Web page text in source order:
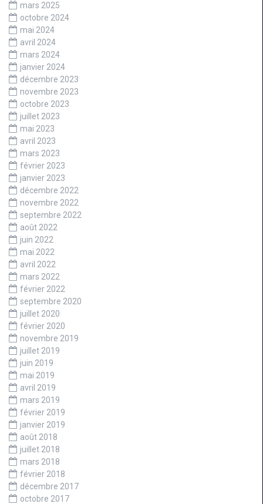
mars 2025
octobre 2024
mai 2024
avril 2024
mars 2024
janvier 2024
décembre 2023
novembre 2023
octobre 2023
juillet 2023
mai 2023
avril 2023
mars 2023
février 2023
janvier 2023
décembre 2022
novembre 2022
septembre 2022
août 2022
juin 2022
mai 2022
avril 2022
mars 2022
février 2022
septembre 2020
juillet 2020
février 2020
novembre 2019
juillet 2019
juin 2019
mai 2019
avril 2019
mars 2019
février 2019
janvier 2019
août 2018
juillet 2018
mars 2018
février 2018
décembre 2017
octobre 2017